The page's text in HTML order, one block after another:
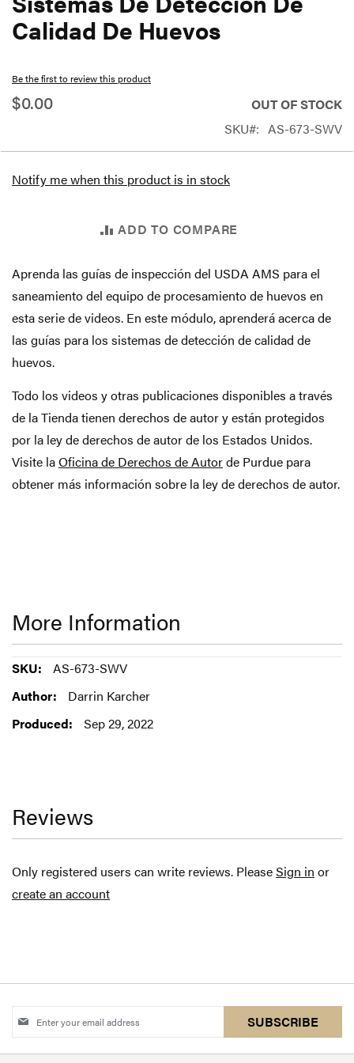
Calidad De Huevos
Be the first to review this product
$0.00
OUT OF STOCK
SKU
AS-673-SWV
Notify me when this product is in stock
ADD TO COMPARE
Aprenda las guías de inspección del USDA AMS para el
saneamiento del equipo de procesamiento de huevos en
esta serie de videos. En este módulo, aprenderá acerca de
las guías para los sistemas de detección de calidad de
huevos.
Todo los videos y otras publicaciones disponibles a través
de la Tienda tienen derechos de autor y están protegidos
por la ley de derechos de autor de los Estados Unidos.
Visite laOficina de Derechos de Autorde Purdue para
obtener más información sobre la ley de derechos de autor.
beginning
of
images
gallery
More Information
More
Information
AS-673-SWV
Darrin Karcher
Sep 29, 2022
Reviews
Only registered users can write reviews. PleaseSign in or
create an account
Sign
SUBSCRIBE